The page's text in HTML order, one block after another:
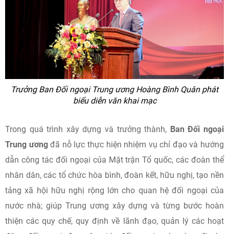
Trưởng Ban Đối ngoại Trung ương Hoàng Bình Quân phát
biểu diễn văn khai mạc
Trong quá trình xây dựng và trưởng thành, Ban Đối ngoại
Trung ươngđã nỗ lực thực hiện nhiệm vụ chỉ đạo và hướng
dẫn công tác đối ngoại của Mặt trận Tổ quốc, các đoàn thể
nhân dân, các tổ chức hòa bình, đoàn kết, hữu nghị, tạo nền
tảng xã hội hữu nghị rộng lớn cho quan hệ đối ngoại của
nước nhà; giúp Trung ương xây dựng và từng bước hoàn
thiện các quy chế, quy định về lãnh đạo, quản lý các hoạt